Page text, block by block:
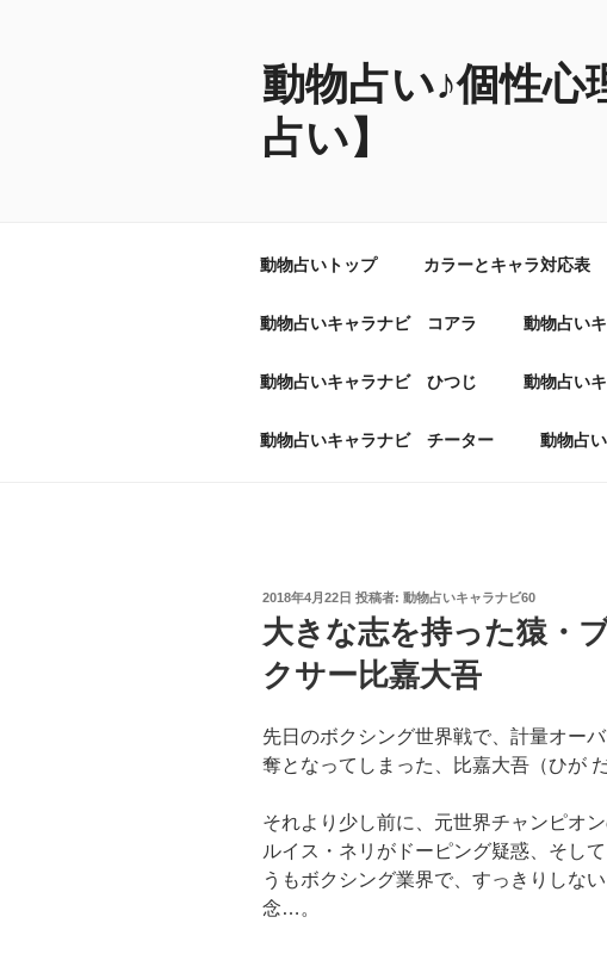
動物占い♪個性心
占い】
動物占いトップ カラーとキャラ対応表
動物占いキャラナビ コアラ 動物占い
動物占いキャラナビ ひつじ 動物占い
動物占いキャラナビ チーター 動物占
投
日:
2018年4月22日 投稿者: 動物占いキャラナビ60
大きな志を持った猿・
クサー比嘉大吾
先日のボクシング世界戦で、計量オー
奪となってしまった、比嘉大吾（ひが
それより少し前に、元世界チャンピオ
ルイス・ネリがドーピング疑惑、そし
うもボクシング業界で、すっきりしな
念…。